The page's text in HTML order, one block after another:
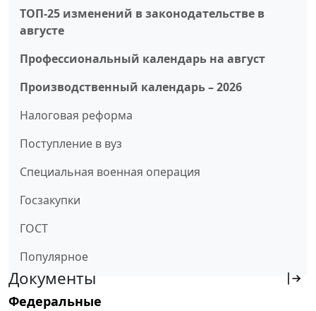
ТОП-25 изменений в законодательстве в
августе
Профессиональный календарь на август
Производственный календарь – 2026
Налоговая реформа
Поступление в вуз
Специальная военная операция
Госзакупки
ГОСТ
Популярное
Документы
Федеральные